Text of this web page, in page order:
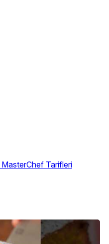
MasterChef Tarifleri